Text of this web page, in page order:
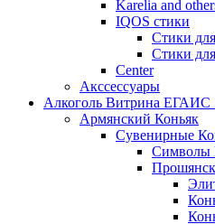
Karelia and
IQOS стики
Стики
Стики
Сenter
Акссессуары
Алкоголь Витрина ЕГАИС
Армянский Коньяк
Сувенирные
Символы